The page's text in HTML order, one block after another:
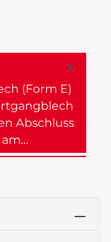
(Form E)
Abschluss